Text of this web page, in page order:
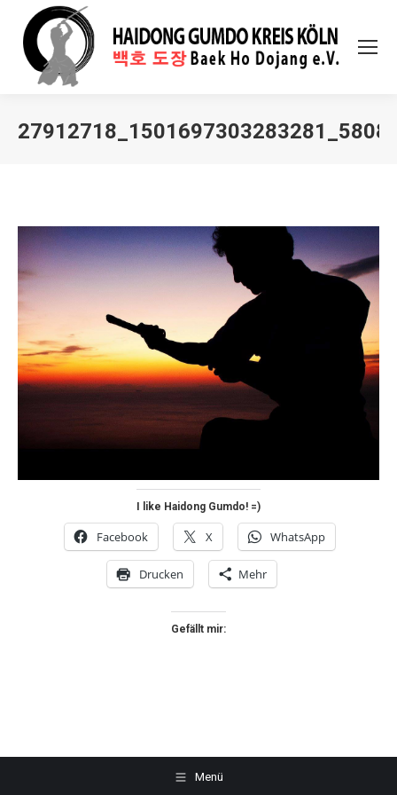
I like Haidong Gumdo! =)
Facebook X WhatsApp
Drucken Mehr
Gefällt mir:
Menü